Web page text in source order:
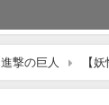
進撃の巨人 【